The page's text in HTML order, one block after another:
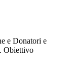
e Donatori e
Obiettivo